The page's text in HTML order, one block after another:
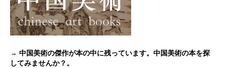
→ 中国美術の傑作が本の中に残っています。中国美術の本を探
してみませんか？。